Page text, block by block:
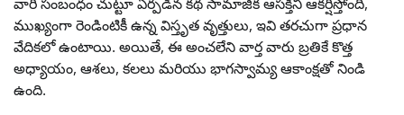
ముఖ్యంగా రెండింటికీ ఉన్న విస్తృత వృత్తులు, ఇవి తరచుగా ప్రధాన
వేదికలో ఉంటాయి. అయితే, ఈ అంచలేని వార్త వారు బ్రతికే కొత్త
అధ్యాయం, ఆశలు, కలలు మరియు భాగస్వామ్య ఆకాంక్షతో నిండి
ఉంది.